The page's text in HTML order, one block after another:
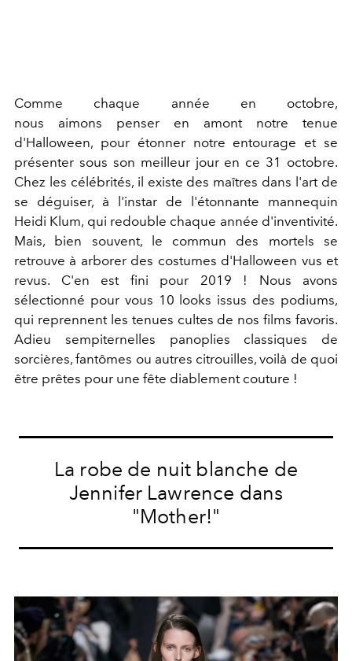
Comme chaque année en octobre,
nous aimons penser en amont notre tenue
d'Halloween, pour étonner notre entourage et se
présenter sous son meilleur jour en ce 31 octobre.
Chez les célébrités, il existe des maîtres dans l'art de
se déguiser, à l'instar de l'étonnante mannequin
Heidi Klum, qui redouble chaque année d'inventivité.
Mais, bien souvent, le commun des mortels se
retrouve à arborer des costumes d'Halloween vus et
revus. C'en est fini pour 2019 ! Nous avons
sélectionné pour vous 10 looks issus des podiums,
qui reprennent les tenues cultes de nos films favoris.
Adieu sempiternelles panoplies classiques de
sorcières, fantômes ou autres citrouilles, voilà de quoi
être prêtes pour une fête diablement couture !
La robe de nuit blanche de
Jennifer Lawrence dans
"Mother!"